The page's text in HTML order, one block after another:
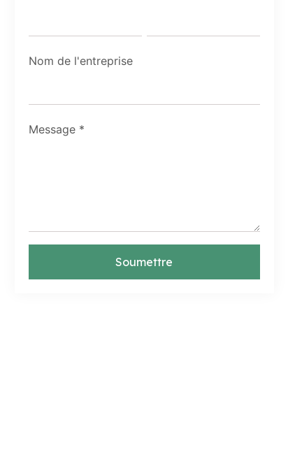
Nom de l'entreprise
Message *
Soumettre